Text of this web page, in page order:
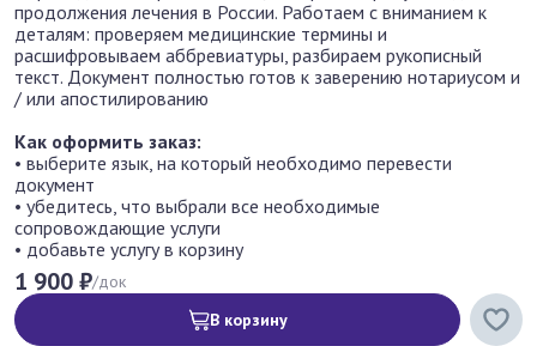
продолжения лечения в России. Работаем с вниманием к
деталям: проверяем медицинские термины и
расшифровываем аббревиатуры, разбираем рукописный
текст. Документ полностью готов к заверению нотариусом и
/ или апостилированию
Как оформить заказ:
• выберите язык, на который необходимо перевести
документ
• убедитесь, что выбрали все необходимые
сопровождающие услуги
• добавьте услугу в корзину
1 900 ₽/док
В корзину